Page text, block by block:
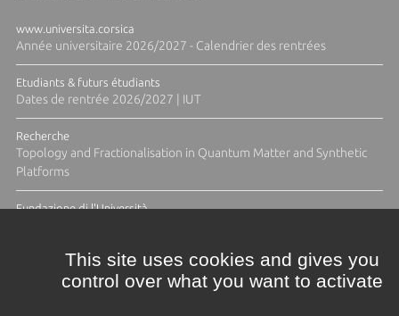
www.universita.corsica
Année universitaire 2026/2027 - Calendrier des rentrées
Etudiants & futurs étudiants
Dates de rentrée 2026/2027 | IUT
Recherche
Topology and Fractionalisation in Quantum Matter and Synthetic
Platforms
Fundazione di l'Università
This site uses cookies and gives you
control over what you want to activate